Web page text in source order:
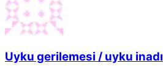
Uyku gerilemesi / uyku inadı